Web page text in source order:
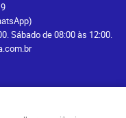
Sábado de 08:00 às 12:00.